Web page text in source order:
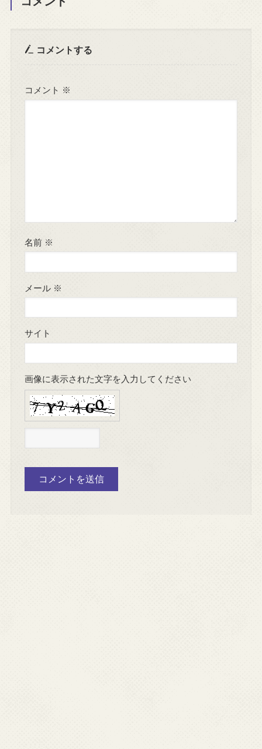
コメントする
コメント ※
名前 ※
メール ※
サイト
画像に表示された文字を入力してください